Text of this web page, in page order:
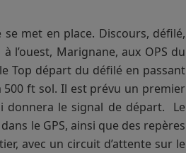
met en place. Discours, défilé,
l’ouest, Marignane, aux OPS du
Top départ du défilé en passant
500 ft sol. Il est prévu un premier
donnera le signal de départ. Le
le GPS, ainsi que des repères
avec un circuit d’attente sur le